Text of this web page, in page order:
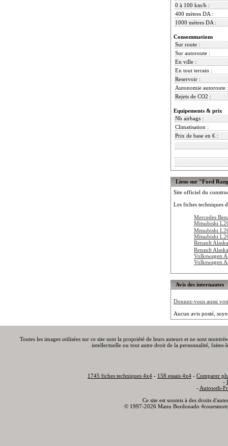
0 à 100 km/h :
400 mètres DA :
1000 mètres DA :
Consommations
Sur route :
Sur autoroute :
En ville :
En tout terrain :
Reservoir :
Autonomie autoroute :
Rejets de CO2 :
Equipements & prix
Nb airbags :
Climatisation :
Prix de base en € :
Liens sur "Ford
Site officiel du
Les fiches techniques
Mercedes
Mitsubishi
Mitsubishi
Mitsubishi
Renault
Renault
Volkswagen
Volkswagen
Avis des internautes
Donnez-vous aussi
Aucun avis posté,
Toutes les images utilisées sur ce site sont la propriété de leurs auteurs et ne sont
intellectuelle ou tout autre droit de la personnalité,
1745 fiches techniques 4x4 - 158 essais 4x4 - Comparer
-
- Autoweb-
Ce site est soumis à des droits
© 1997-2026 Manu Bordonado